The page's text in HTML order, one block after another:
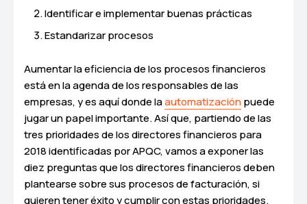
Identificar e implementar buenas prácticas
Estandarizar procesos
Aumentar la eficiencia de los procesos financieros
está en la agenda de los responsables de las
empresas, y es aquí donde laautomatizaciónpuede
jugar un papel importante. Así que, partiendo de las
tres prioridades de los directores financieros para
2018 identificadas por APQC, vamos a exponer las
diez preguntas que los directores financieros deben
plantearse sobre sus procesos de facturación, si
quieren tener éxito y cumplir con estas prioridades.